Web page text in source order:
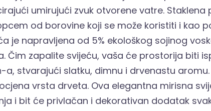
umirujući zvuk otvorene vatre. Staklena
od borovine koji se može koristiti i kao
je napravljena od 5% ekološkog sojinog
Čim zapalite svijeću, vaša će prostorija biti
a, stvarajući slatku, dimnu i drvenastu
vrsta drveta. Ova elegantna mirisna
i bit će privlačan i dekorativan dodatak